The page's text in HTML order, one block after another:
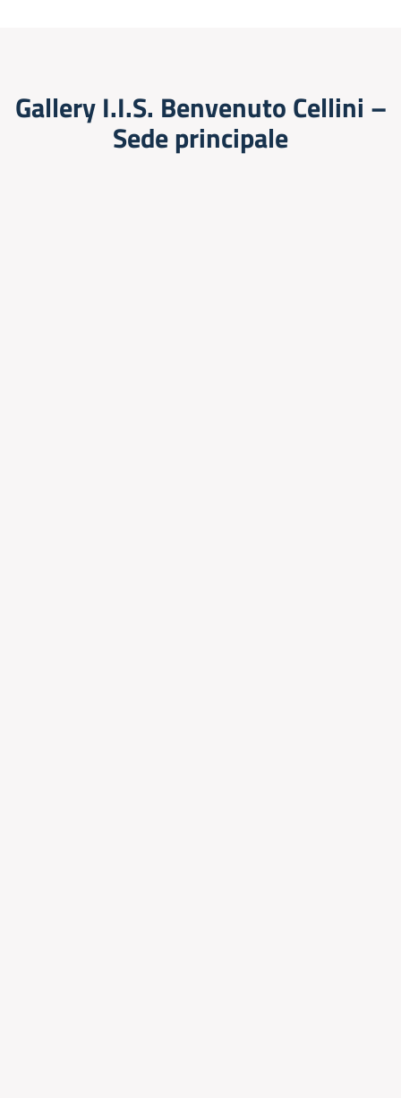
Gallery I.I.S. Benvenuto Cellini –
Sede principale